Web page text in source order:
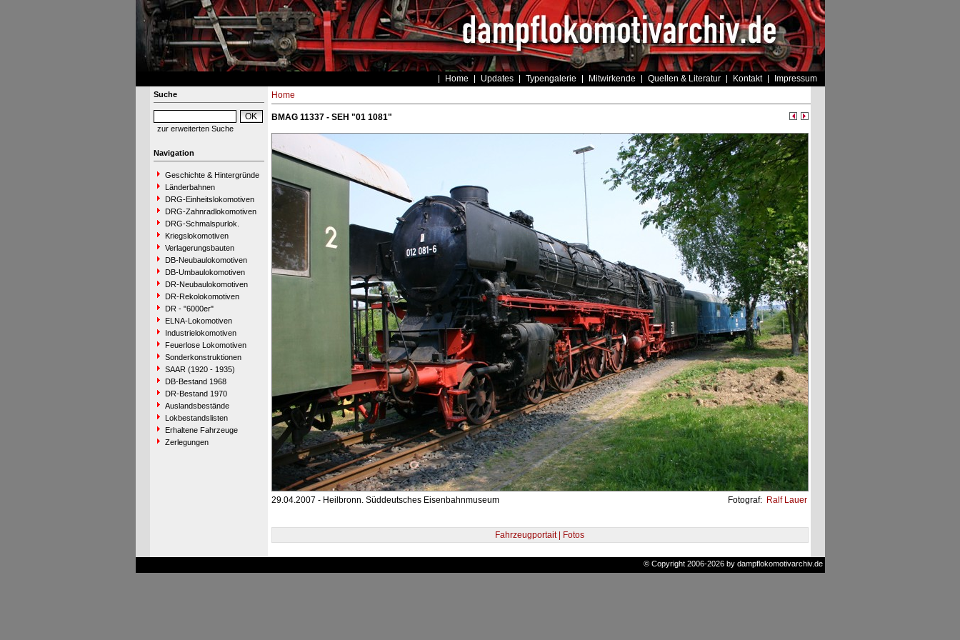
Home Updates Typengalerie Mitwirkende Quellen & Literatur Kontakt Impressum
Suche
zur erweiterten Suche
Navigation
Geschichte & Hintergründe
Länderbahnen
DRG-Einheitslokomotiven
DRG-Zahnradlokomotiven
DRG-Schmalspurlok.
Kriegslokomotiven
Verlagerungsbauten
DB-Neubaulokomotiven
DB-Umbaulokomotiven
DR-Neubaulokomotiven
DR-Rekolokomotiven
DR - "6000er"
ELNA-Lokomotiven
Industrielokomotiven
Feuerlose Lokomotiven
Sonderkonstruktionen
SAAR (1920 - 1935)
DB-Bestand 1968
DR-Bestand 1970
Auslandsbestände
Lokbestandslisten
Erhaltene Fahrzeuge
Zerlegungen
Home
BMAG 11337 - SEH "01 1081"
29.04.2007 - Heilbronn. Süddeutsches Eisenbahnmuseum Fotograf: Ralf Lauer
Fahrzeugportait | Fotos
© Copyright 2006-2026 by dampflokomotivarchiv.de